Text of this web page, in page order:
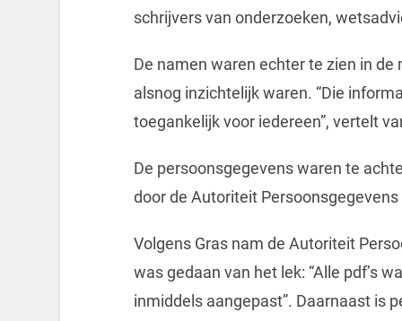
schrijvers van onderzoeken,
De namen waren echter te zien in
alsnog inzichtelijk waren. “Die
toegankelijk voor iedereen”, vertelt
De persoonsgegevens waren te
door de Autoriteit
Volgens Gras nam de Autoriteit
was gedaan van het lek: “Alle pdf’s
inmiddels aangepast”. Daarnaast is